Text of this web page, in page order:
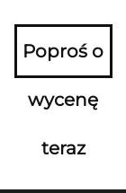
Poproś o
wycenę
teraz